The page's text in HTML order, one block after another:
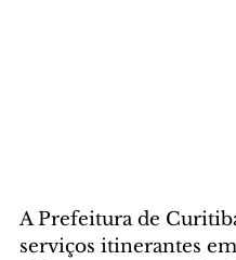
A Prefeitura de
serviços itinerantes em